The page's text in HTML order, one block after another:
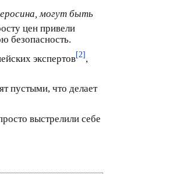
могут быть
цен привели
безопасность.
экспертов[2],
пустыми, что делает
выстрелили себе